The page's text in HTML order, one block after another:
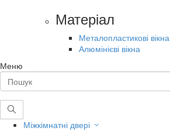
Матеріал
Металопластикові вікна
Алюмінієві вікна
Меню
Міжкімнатні двері